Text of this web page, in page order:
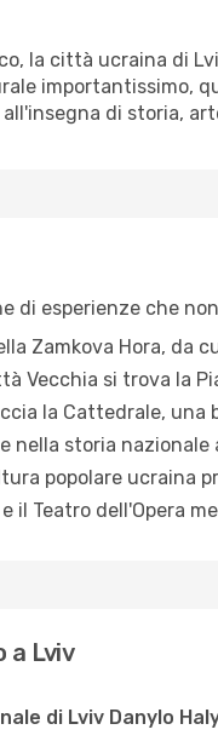
la città ucraina di
importantissimo,
di storia,
di esperienze che
Zamkova Hora, da
Vecchia si trova la
la Cattedrale,
nella storia nazionale
popolare ucraina
il Teatro dell'Opera
a Lviv
di Lviv Danylo